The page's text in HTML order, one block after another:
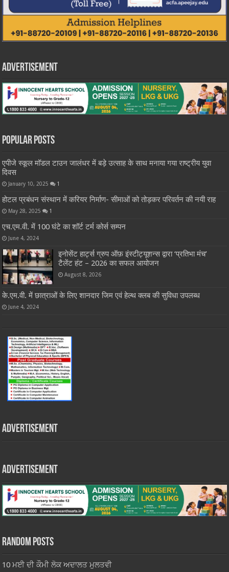
Advertisement
Popular Posts
एपीजे स्कूल मॉडल टाउन जालंधर में बड़े उत्साह के साथ मनाया गया राष्ट्रीय युवा
दिवस
January 10, 2025 1
होटल प्रबंधन संस्थान में करियर निर्माण- सीमाओं को तोड़कर परिवर्तन की नयी राह
May 28, 2025 1
एच.एम.वी. में 100 घंटे का शॉर्ट टर्म कोर्स सम्पन
June 4, 2024
इनोसेंट हार्ट्स ग्रुप ऑफ़ इंस्टीट्यूशन्स द्वारा ‘प्रतिभा मंच’
टैलेंट हंट – 2026 का सफल आयोजन
August 8, 2026
के.एम.वी. में छात्राओं के लिए शानदार जिम एवं हेल्थ क्लब की सुविधा उपलब्ध
June 4, 2024
Advertisement
Advertisement
Random Posts
10 ਮਈ ਦੀ ਕੌਮੀ ਲੋਕ ਅਦਾਲਤ ਮੁਲਤਵੀ